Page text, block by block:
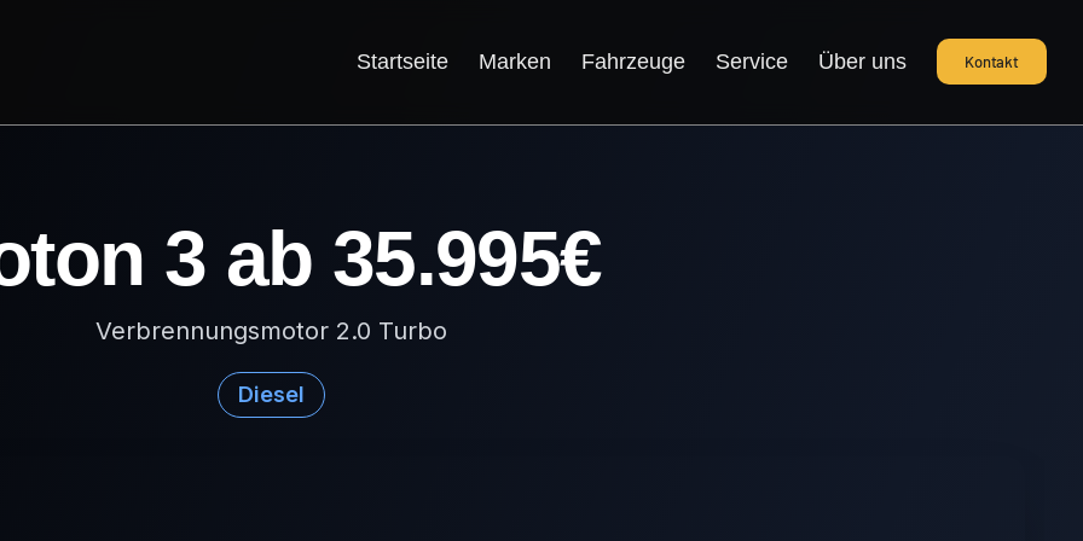
Startseite Marken Fahrzeuge Service Über uns Kontakt
3 ab 35.995€
Verbrennungsmotor 2.0 Turbo
Diesel